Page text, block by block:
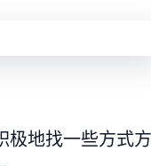
极地找一些方式方